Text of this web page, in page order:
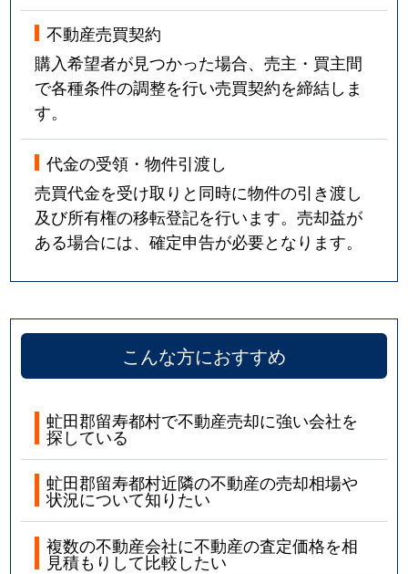
不動産売買契約
購入希望者が見つかった場合、売主・買主間
で各種条件の調整を行い売買契約を締結しま
す。
代金の受領・物件引渡し
売買代金を受け取りと同時に物件の引き渡し
及び所有権の移転登記を行います。売却益が
ある場合には、確定申告が必要となります。
こんな方におすすめ
虻田郡留寿都村で不動産売却に強い会社を
探している
虻田郡留寿都村近隣の不動産の売却相場や
状況について知りたい
複数の不動産会社に不動産の査定価格を相
見積もりして比較したい